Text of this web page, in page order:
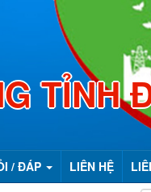
TỈNH
/ ĐÁP LIÊN HỆ